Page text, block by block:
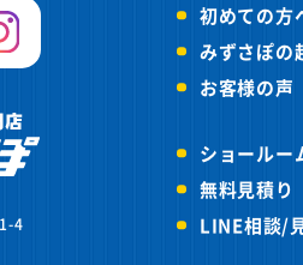
4
初めての方
みずさぽの
お客様の声
ショールー
無料見積り
LINE相談/